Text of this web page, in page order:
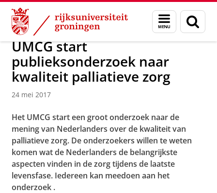
Skip
Content
Skip
Navigation
Menu
en
zoeken
Over ons Actueel Nieuws Nieuwsberichten
UMCG start
publieksonderzoek naar
kwaliteit palliatieve zorg
24 mei 2017
Het UMCG start een groot onderzoek naar de
mening van Nederlanders over de kwaliteit van
palliatieve zorg. De onderzoekers willen te weten
komen wat de Nederlanders de belangrijkste
aspecten vinden in de zorg tijdens de laatste
levensfase. Iedereen kan meedoen aan het
onderzoek .